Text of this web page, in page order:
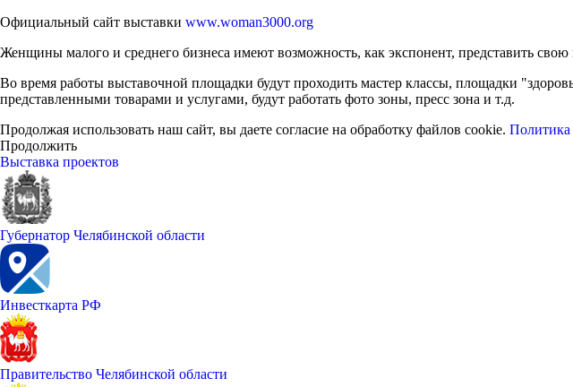
Официальный сайт выставки www.woman3000.org
Женщины малого и среднего бизнеса имеют возможность, как экспонент, представить
Во время работы выставочной площадки будут проходить мастер классы, площадки
представленными товарами и услугами, будут работать фото зоны, пресс зона и т.д.
Продолжая использовать наш сайт, вы даете согласие на обработку файлов cookie. Политика
Продолжить
Выставка проектов
Губернатор Челябинской области
Инвесткарта РФ
Правительство Челябинской области